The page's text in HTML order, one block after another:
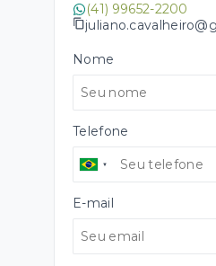
(41) 99652-2200
Nome
Telefone
E-mail